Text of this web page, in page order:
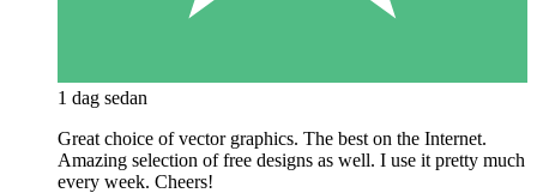
1 dag sedan
Great choice of vector graphics. The best on the Internet.
Amazing selection of free designs as well. I use it pretty much
every week. Cheers!